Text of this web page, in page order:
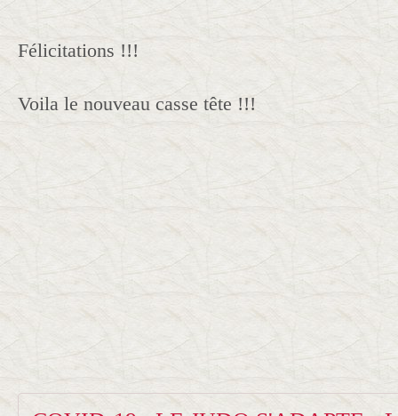
Félicitations !!!
Voila le nouveau casse tête !!!